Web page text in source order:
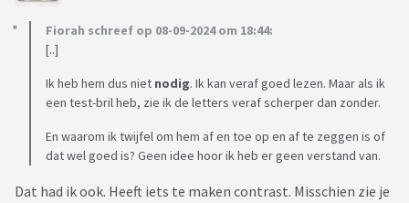
Fiorah schreef op 08-09-2024 om 18:44:
[..]
Ik heb hem dus niet nodig. Ik kan veraf goed lezen. Maar als ik
een test-bril heb, zie ik de letters veraf scherper dan zonder.
En waarom ik twijfel om hem af en toe op en af te zeggen is of
dat wel goed is? Geen idee hoor ik heb er geen verstand van.
Dat had ik ook. Heeft iets te maken contrast. Misschien zie je